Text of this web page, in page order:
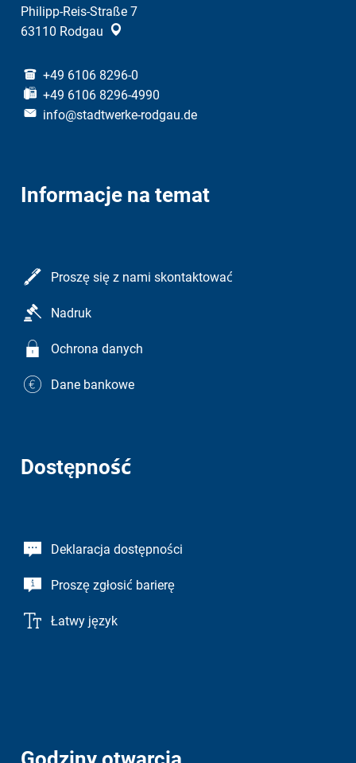
Philipp-Reis-Straße 7
63110 Rodgau
+49 6106 8296-0
+49 6106 8296-4990
info@stadtwerke-rodgau.de
Informacje na temat
Proszę się z nami skontaktować
Nadruk
Ochrona danych
Dane bankowe
Dostępność
Deklaracja dostępności
Proszę zgłosić barierę
Łatwy język